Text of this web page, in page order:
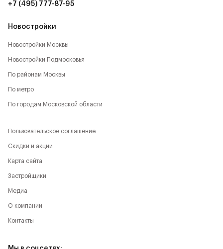
Новостройки
Новостройки Москвы
Новостройки Подмосковья
По районам Москвы
По метро
По городам Московской области
+7 (495) 777-87-95
Пользовательское соглашение
Скидки и акции
Карта сайта
Застройщики
Медиа
О компании
Контакты